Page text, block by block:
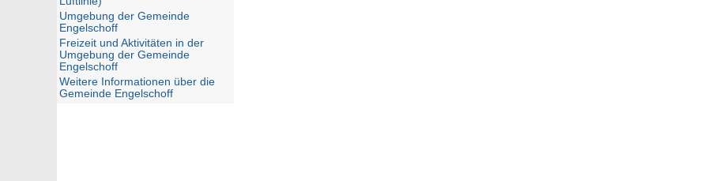
Umgebung der Gemeinde
Engelschoff
Freizeit und Aktivitäten in der
Umgebung der Gemeinde
Engelschoff
Weitere Informationen über die
Gemeinde Engelschoff